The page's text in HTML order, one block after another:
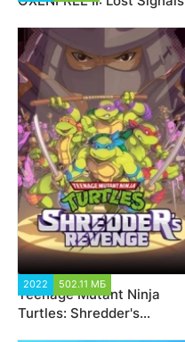
2022 502.11 МБ
Teenage Mutant Ninja
Turtles: Shredder's